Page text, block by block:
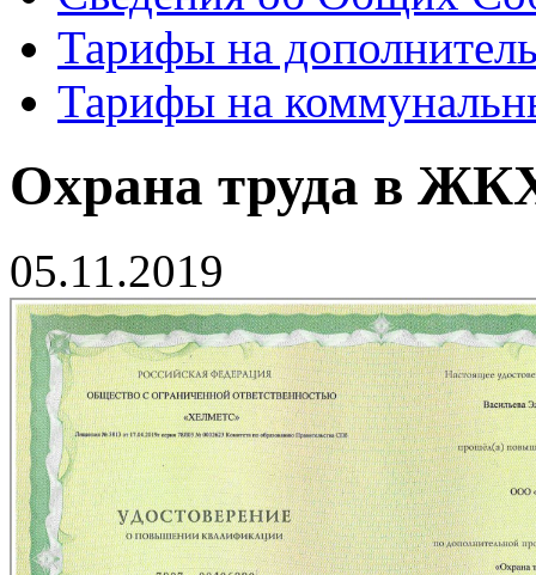
Тарифы на
Тарифы на
Охрана труда в
05.11.2019